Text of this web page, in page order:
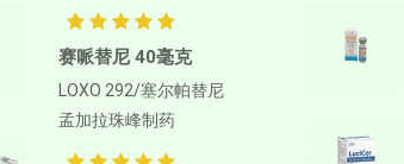
赛哌替尼 40毫克
LOXO 292/塞尔帕替尼
孟加拉珠峰制药